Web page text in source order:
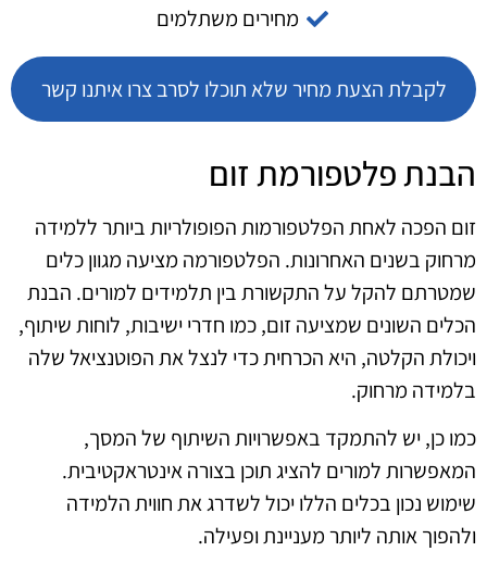
מחירים משתלמים
לקבלת הצעת מחיר שלא תוכלו לסרב צרו איתנו קשר
הבנת פלטפורמת זום
זום הפכה לאחת הפלטפורמות הפופולריות ביותר ללמידה
מרחוק בשנים האחרונות. הפלטפורמה מציעה מגוון כלים
שמטרתם להקל על התקשורת בין תלמידים למורים. הבנת
הכלים השונים שמציעה זום, כמו חדרי ישיבות, לוחות שיתוף,
ויכולת הקלטה, היא הכרחית כדי לנצל את הפוטנציאל שלה
בלמידה מרחוק.
כמו כן, יש להתמקד באפשרויות השיתוף של המסך,
המאפשרות למורים להציג תוכן בצורה אינטראקטיבית.
שימוש נכון בכלים הללו יכול לשדרג את חווית הלמידה
ולהפוך אותה ליותר מעניינת ופעילה.